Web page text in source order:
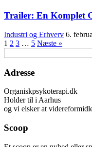
Trailer: En Komplet
Industri og Erhverv 6.
1 2 3 … 5 Næste »
Adresse
Organiskpsykoterapi.dk
Holder til i Aarhus
og vi elsker at
Scoop